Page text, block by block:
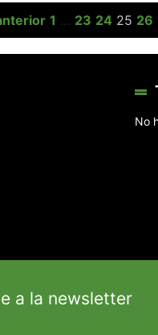
1 … 23 24 25 26
No
a la newsletter